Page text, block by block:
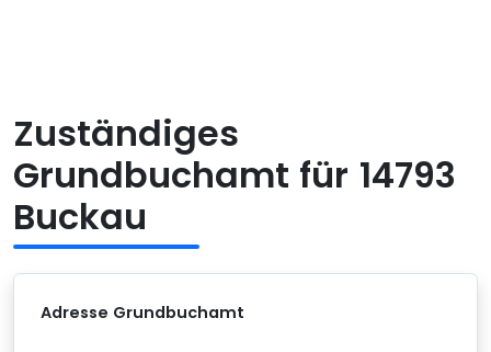
Zuständiges
Grundbuchamt für 14793
Buckau
Adresse Grundbuchamt